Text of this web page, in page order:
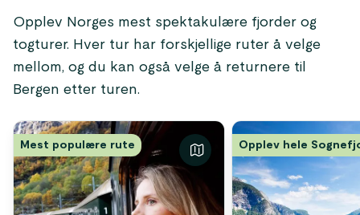
Opplev Norges mest spektakulære fjorder og
togturer. Hver tur har forskjellige ruter å velge
mellom, og du kan også velge å returnere til
Bergen etter turen.
Mest populære rute Opplev hele